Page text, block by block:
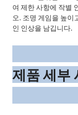
여 제한 사항에 작별
오. 조명 게임을 높이
인 인상을 남깁니다.
제품 세부